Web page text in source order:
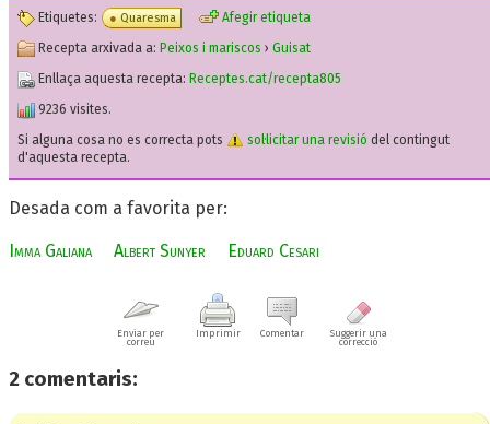
Etiquetes: Quaresma
Afegir etiqueta
Recepta arxivada a: Peixos i mariscos › Guisat
Enllaça aquesta recepta: Receptes.cat/recepta805
9236 visites.
Si alguna cosa no es correcta pots
sol·licitar una revisió del contingut
d'aquesta recepta.
Desada com a favorita per:
Imma Galiana Albert Sunyer Eduard Cesari
Enviar per
correu
Imprimir Comentar
Suggerir una
correcció
2 comentaris: